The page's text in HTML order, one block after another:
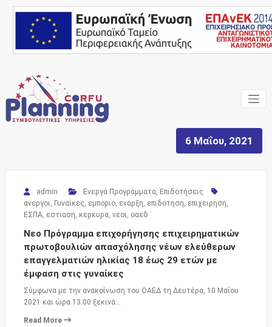
content
Planning
Consulting
Services
Ένας Σύμβουλος, δίπλα
Σύμβουλοι Επιχειρήσεων,
Επιδοτήσεις
6 Μαΐου, 2021
admin Ενεργά Προγράμματα Επιδοτήσεις
ανεργοι
Γυναίκες εμποριο εναρξη επιδοτηση επιχειρηση
ΕΣΠΑ εστιαση κερκυρα νεοι οαεδ
Νεο Πρόγραμμα επιχορήγησης επιχειρηματικών
πρωτοβουλιών απασχόλησης νέων ελεύθερων
επαγγελματιών ηλικίας 18 έως 29 ετών με
έμφαση στις γυναίκες
Σύμφωνα με την ανακοίνωση του ΟΑΕΔ τη Δευτέρα, 10 Μαΐου
2021 και ώρα 13:00 ξεκινά…
Read More